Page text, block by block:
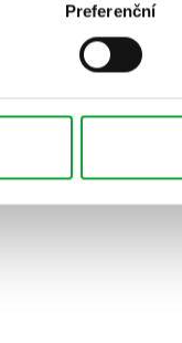
Preferenční